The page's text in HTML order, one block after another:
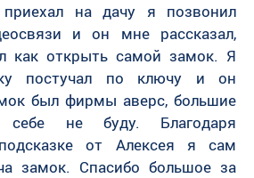
на дачу я позвонил
и он мне рассказал,
как открыть самой замок. Я
постучал по ключу и он
был фирмы аверс, большие
себе не буду. Благодаря
от Алексея я сам
замок. Спасибо большое за